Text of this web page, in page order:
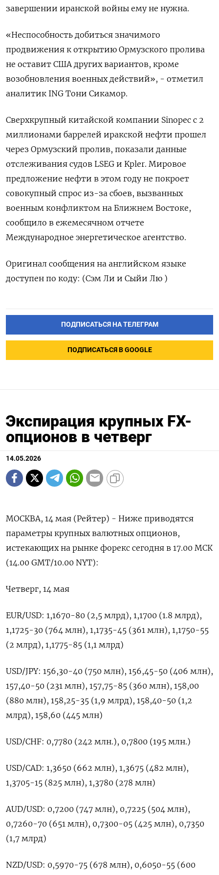
завершении иранской войны ему не нужна.
«Неспособность добиться значимого
продвижения к открытию Ормузского пролива
не оставит США других вариантов, кроме
возобновления военных действий», - отметил
аналитик ING Тони Сикамор.
Сверхкрупный китайской компании Sinopec с 2
миллионами баррелей иракской нефти прошел
через ​Ормузский пролив, показали данные
⁠отслеживания судов LSEG и Kpler. Мировое
предложение нефти в этом году не ‌покроет
совокупный спрос из-за сбоев, вызванных
военным конфликтом ‌на Ближнем Востоке,
сообщило в ежемесячном отчете
Международное энергетическое агентство.
Оригинал ​сообщения на английском языке
доступен по ‌коду: (Сэм Ли и Сыйи Лю )
ПОДПИСАТЬСЯ НА ТЕЛЕГРАМ
ПОДПИСАТЬСЯ В GOOGLE
Экспирация крупных FX-
опционов в четверг
14.05.2026
МОСКВА, 14 мая (Рейтер) - Ниже приводятся
параметры крупных валютных опционов,
истекающих ‌на рынке форекс сегодня в 17.00 МСК
(14.00 GMT/10.00 NYT):
Четверг, ​14 ​мая
EUR/USD: 1,1670-80 (2,5 ​млрд), 1,1700 (1.8 ⁠млрд),
‌1,1725-30 (764 млн), 1,1735-45 (361 ‌млн), 1,1750-55
(2 млрд), 1,1775-85 (1,1 млрд)
USD/JPY: ​156,30-40 (750 млн), 156,45-50 (406 ‌млн),
157,40-50 (231 млн), ​157,75-85 (360 млн), 158,00
(880 млн), ‌158,25-35 (1,9 млрд), 158,40-50 (1,2
млрд), 158,60 (445 млн)
USD/CHF: 0,7780 (242 млн.), 0,7800 (195 ​млн.)
USD/CAD: ​1,3650 (662 ‌млн), 1,3675 (482 млн),
1,3705-15 (825 млн), ​1,3780 (278 млн)
AUD/USD: 0,7200 (747 млн), 0,7225 (504 млн),
0,7260-70 (651 млн), 0,7300-05 (425 млн), 0,7350
(1,7 млрд)
NZD/USD: 0,5970-75 (678 млн), 0,6050-55 (600